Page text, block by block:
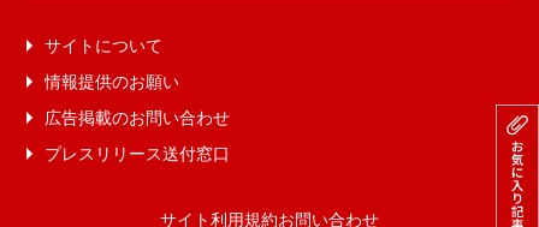
サイトについて
情報提供のお願い
広告掲載のお問い合わせ
プレスリリース送付窓口
サイト利用規約お問い合わせ